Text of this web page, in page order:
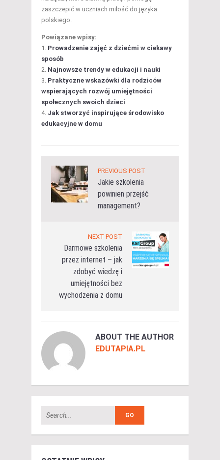
zaszczepić w uczniach miłość do języka
polskiego.
Powiązane wpisy:
Prowadzenie zajęć z dziećmi w ciekawy
sposób
Najnowsze trendy w edukacji i nauki
Praktyczne wskazówki dla rodziców
wspierających rozwój umiejętności
społecznych swoich dzieci
Jak stworzyć inspirujące środowisko
edukacyjne w domu
PREVIOUS POST
Jakie szkolenia
powinien przejść
management?
NEXT POST
Darmowe szkolenia
przez internet – jak
zdobyć wiedzę i
umiejętności bez
wychodzenia z domu
ABOUT THE AUTHOR
EDUTAPIA.PL